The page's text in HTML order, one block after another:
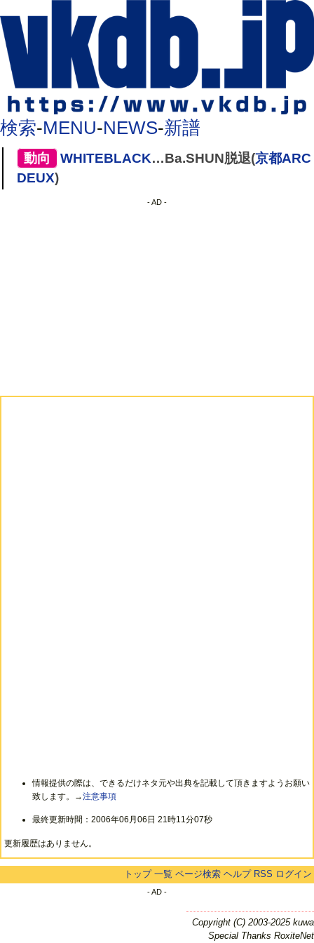
検索-MENU-NEWS-新譜
動向 WHITEBLACK…Ba.SHUN脱退(京都ARC
DEUX)
- AD -
情報提供の際は、できるだけネタ元や出典を記載して頂きますようお願い
致します。→注意事項
最終更新時間：2006年06月06日 21時11分07秒
更新履歴はありません。
トップ 一覧 ページ検索 ヘルプ RSS ログイン
- AD -
Copyright (C) 2003-2025 kuwa
Special Thanks RoxiteNet